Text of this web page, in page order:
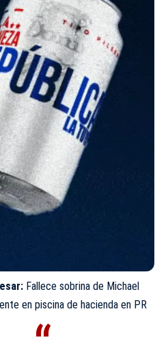
Fallece sobrina de Michael
en piscina de hacienda en PR